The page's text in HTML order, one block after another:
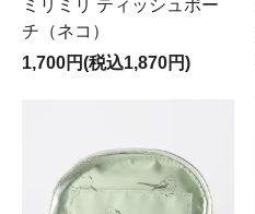
ミリミリ ティッシュポー
チ（ネコ）
1,700円(税込1,870円)